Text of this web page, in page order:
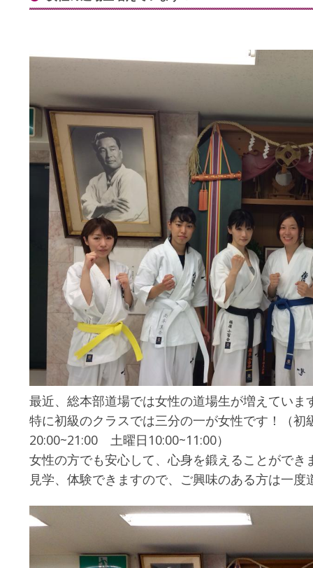
最近、総本部道場では女性の道場生が増えていま
特に初級のクラスでは三分の一が女性です！（
20:00~21:00 土曜日10:00~11:00）
女性の方でも安心して、心身を鍛えることができ
見学、体験できますので、ご興味のある方は一